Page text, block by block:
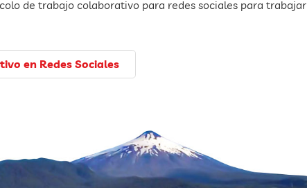
de trabajo colaborativo para redes sociales para trabajar
en Redes Sociales